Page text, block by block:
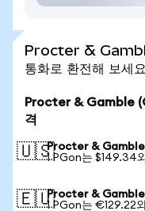
Procter &
통화로 환전해 보세요
Procter & Gamble
격
🇺🇸Procter & Gamble
1 PGon는 $149.34
🇪🇺Procter &
1 PGon는 €129.22